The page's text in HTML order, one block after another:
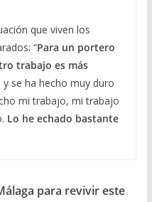
que viven los
“Para un portero
trabajo es más
se ha hecho muy duro
mi trabajo, mi trabajo
Lo he echado bastante
para revivir este